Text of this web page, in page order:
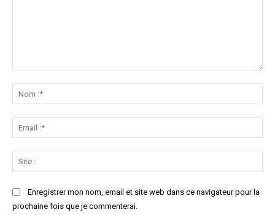
:*
:*
:
Enregistrer mon nom, email et site web dans ce navigateur pour la
prochaine fois que je commenterai.